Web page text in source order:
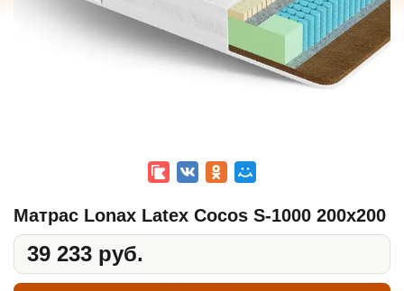
Матрас Lonax Latex Cocos S-1000 200x200
39 233 руб.